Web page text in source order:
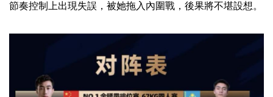
節奏控制上出現失誤，被她拖入內圍戰，後果將不堪設想。